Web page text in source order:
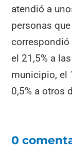
atendió a
personas
correspondió
el 21,5% a
municipio, el
0,5% a otros
0